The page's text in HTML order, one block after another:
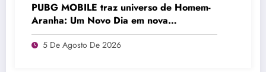
PUBG MOBILE traz universo de Homem-
Aranha: Um Novo Dia em nova
atualização
5 De Agosto De 2026